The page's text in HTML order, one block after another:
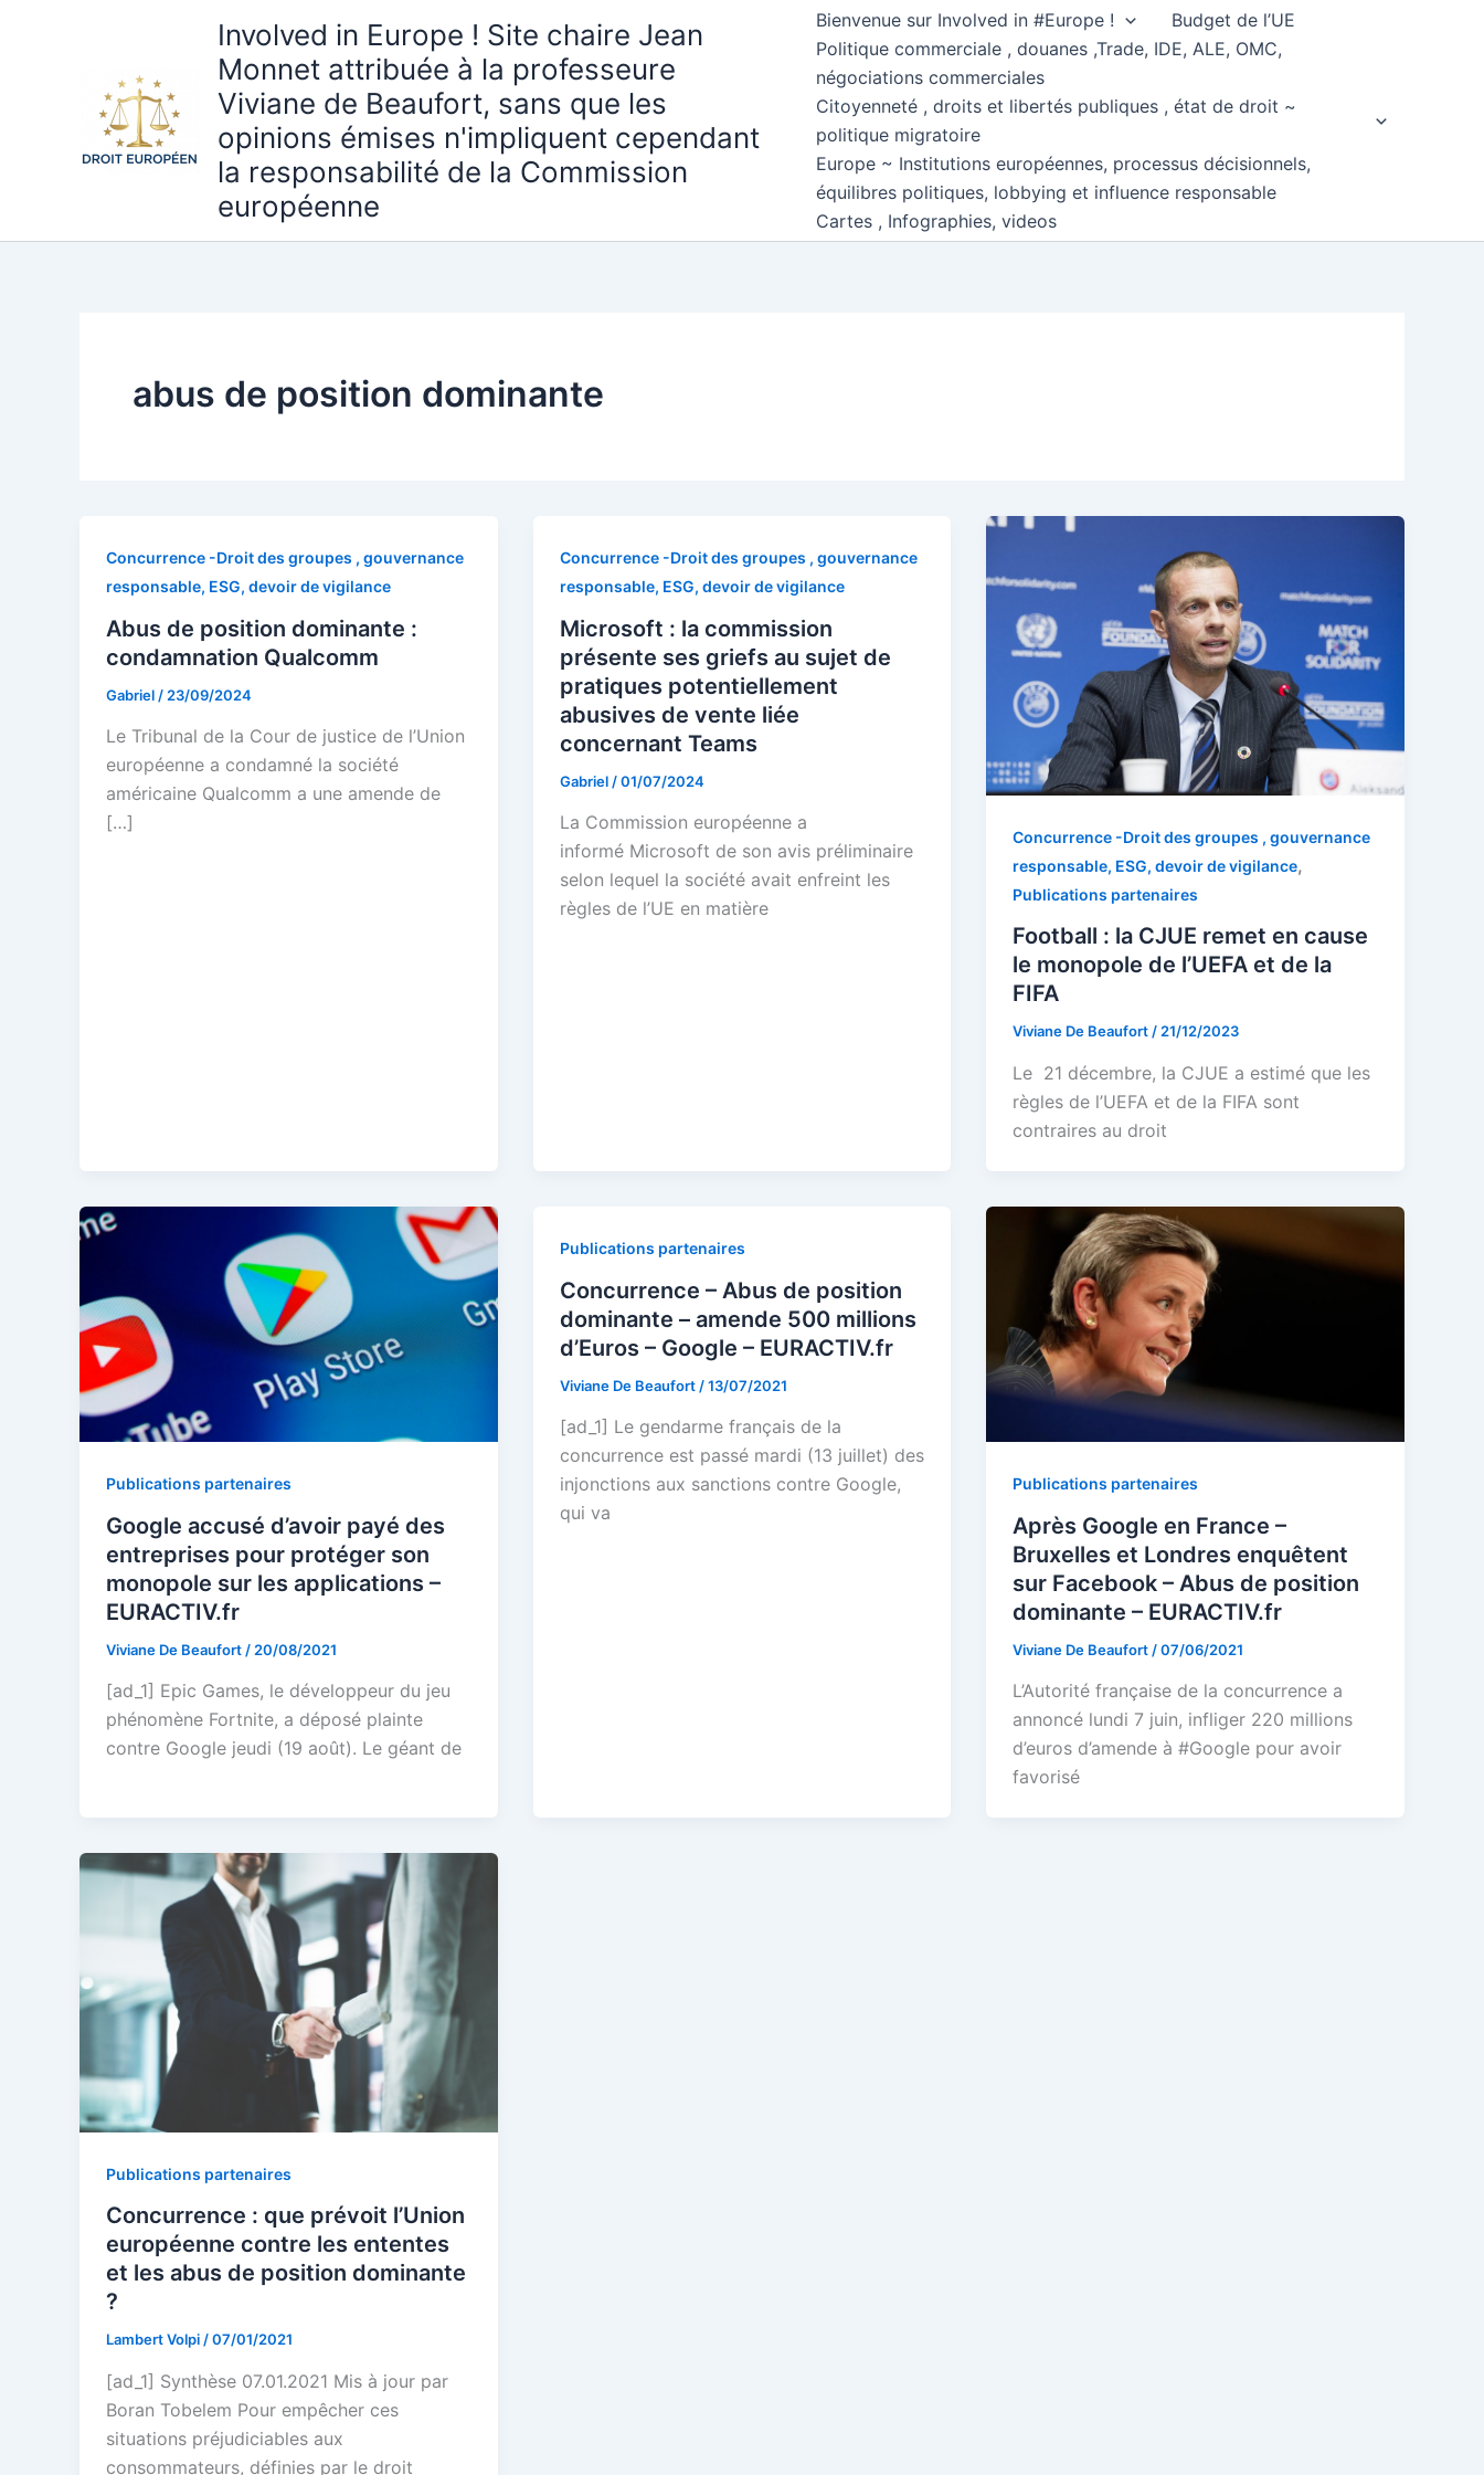
Involved in Europe ! Site chaire Jean
Monnet attribuée à la professeure
Viviane de Beaufort, sans que les
opinions émises n'impliquent cependant
la responsabilité de la Commission
européenne
Bienvenue sur Involved in #Europe !
Budget de l’UE
Politique commerciale , douanes ,Trade, IDE, ALE, OMC,
négociations commerciales
Citoyenneté , droits et libertés publiques , état de droit ~
politique migratoire
Europe ~ Institutions européennes, processus décisionnels,
équilibres politiques, lobbying et influence responsable
Cartes , Infographies, videos
abus de position dominante
Concurrence -Droit des groupes , gouvernance
responsable, ESG, devoir de vigilance
Abus de position dominante :
condamnation Qualcomm
Gabriel / 23/09/2024
Le Tribunal de la Cour de justice de l’Union
européenne a condamné la société
américaine Qualcomm a une amende de
[…]
Concurrence -Droit des groupes , gouvernance
responsable, ESG, devoir de vigilance
Microsoft : la commission
présente ses griefs au sujet de
pratiques potentiellement
abusives de vente liée
concernant Teams
Gabriel /01/07/2024
La Commission européenne a
informé Microsoft de son avis préliminaire
selon lequel la société avait enfreint les
règles de l’UE en matière
Concurrence -Droit des groupes , gouvernance
responsable, ESG, devoir de vigilance,
Publications partenaires
Football : la CJUE remet en cause
le monopole de l’UEFA et de la
FIFA
Viviane De Beaufort/21/12/2023
Le 21 décembre, la CJUE a estimé que les
règles de l’UEFA et de la FIFA sont
contraires au droit
Publications partenaires
Google accusé d’avoir payé des
entreprises pour protéger son
monopole sur les applications –
EURACTIV.fr
Viviane De Beaufort / 20/08/2021
[ad_1] Epic Games, le développeur du jeu
phénomène Fortnite, a déposé plainte
contre Google jeudi (19 août). Le géant de
Publications partenaires
Concurrence – Abus de position
dominante – amende 500 millions
d’Euros – Google – EURACTIV.fr
Viviane De Beaufort /13/07/2021
[ad_1] Le gendarme français de la
concurrence est passé mardi (13 juillet) des
injonctions aux sanctions contre Google,
qui va
Publications partenaires
Après Google en France –
Bruxelles et Londres enquêtent
sur Facebook – Abus de position
dominante – EURACTIV.fr
Viviane De Beaufort /07/06/2021
L’Autorité française de la concurrence a
annoncé lundi 7 juin, infliger 220 millions
d’euros d’amende à #Google pour avoir
favorisé
Publications partenaires
Concurrence : que prévoit l’Union
européenne contre les ententes
et les abus de position dominante
?
Lambert Volpi/07/01/2021
[ad_1] Synthèse 07.01.2021 Mis à jour par
Boran Tobelem Pour empêcher ces
situations préjudiciables aux
consommateurs, définies par le droit